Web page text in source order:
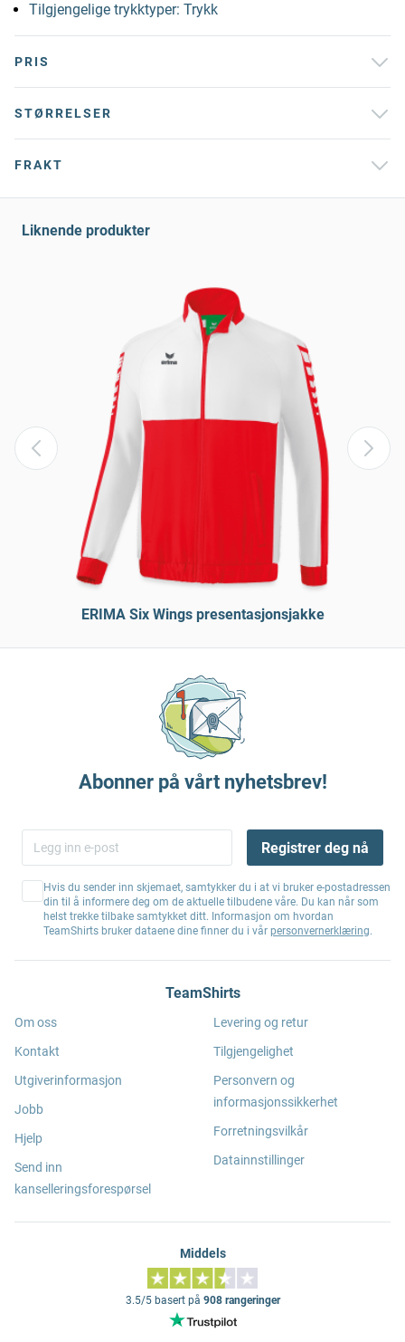
Tilgjengelige trykktyper: Trykk
PRIS
STØRRELSER
FRAKT
Liknende produkter
ERIMA Six Wings presentasjonsjakke
Abonner på vårt nyhetsbrev!
Registrer deg nå
Hvis du sender inn skjemaet, samtykker du i at vi bruker e-postadressen
din til å informere deg om de aktuelle tilbudene våre. Du kan når som
helst trekke tilbake samtykket ditt. Informasjon om hvordan
TeamShirts bruker dataene dine finner du i vår personvernerklæring.
TeamShirts
Om oss
Kontakt
Utgiverinformasjon
Jobb
Hjelp
Send inn
kanselleringsforespørsel
Levering og retur
Tilgjengelighet
Personvern og
informasjonssikkerhet
Forretningsvilkår
Datainnstillinger
Middels
3.5/5 basert på 908 rangeringer